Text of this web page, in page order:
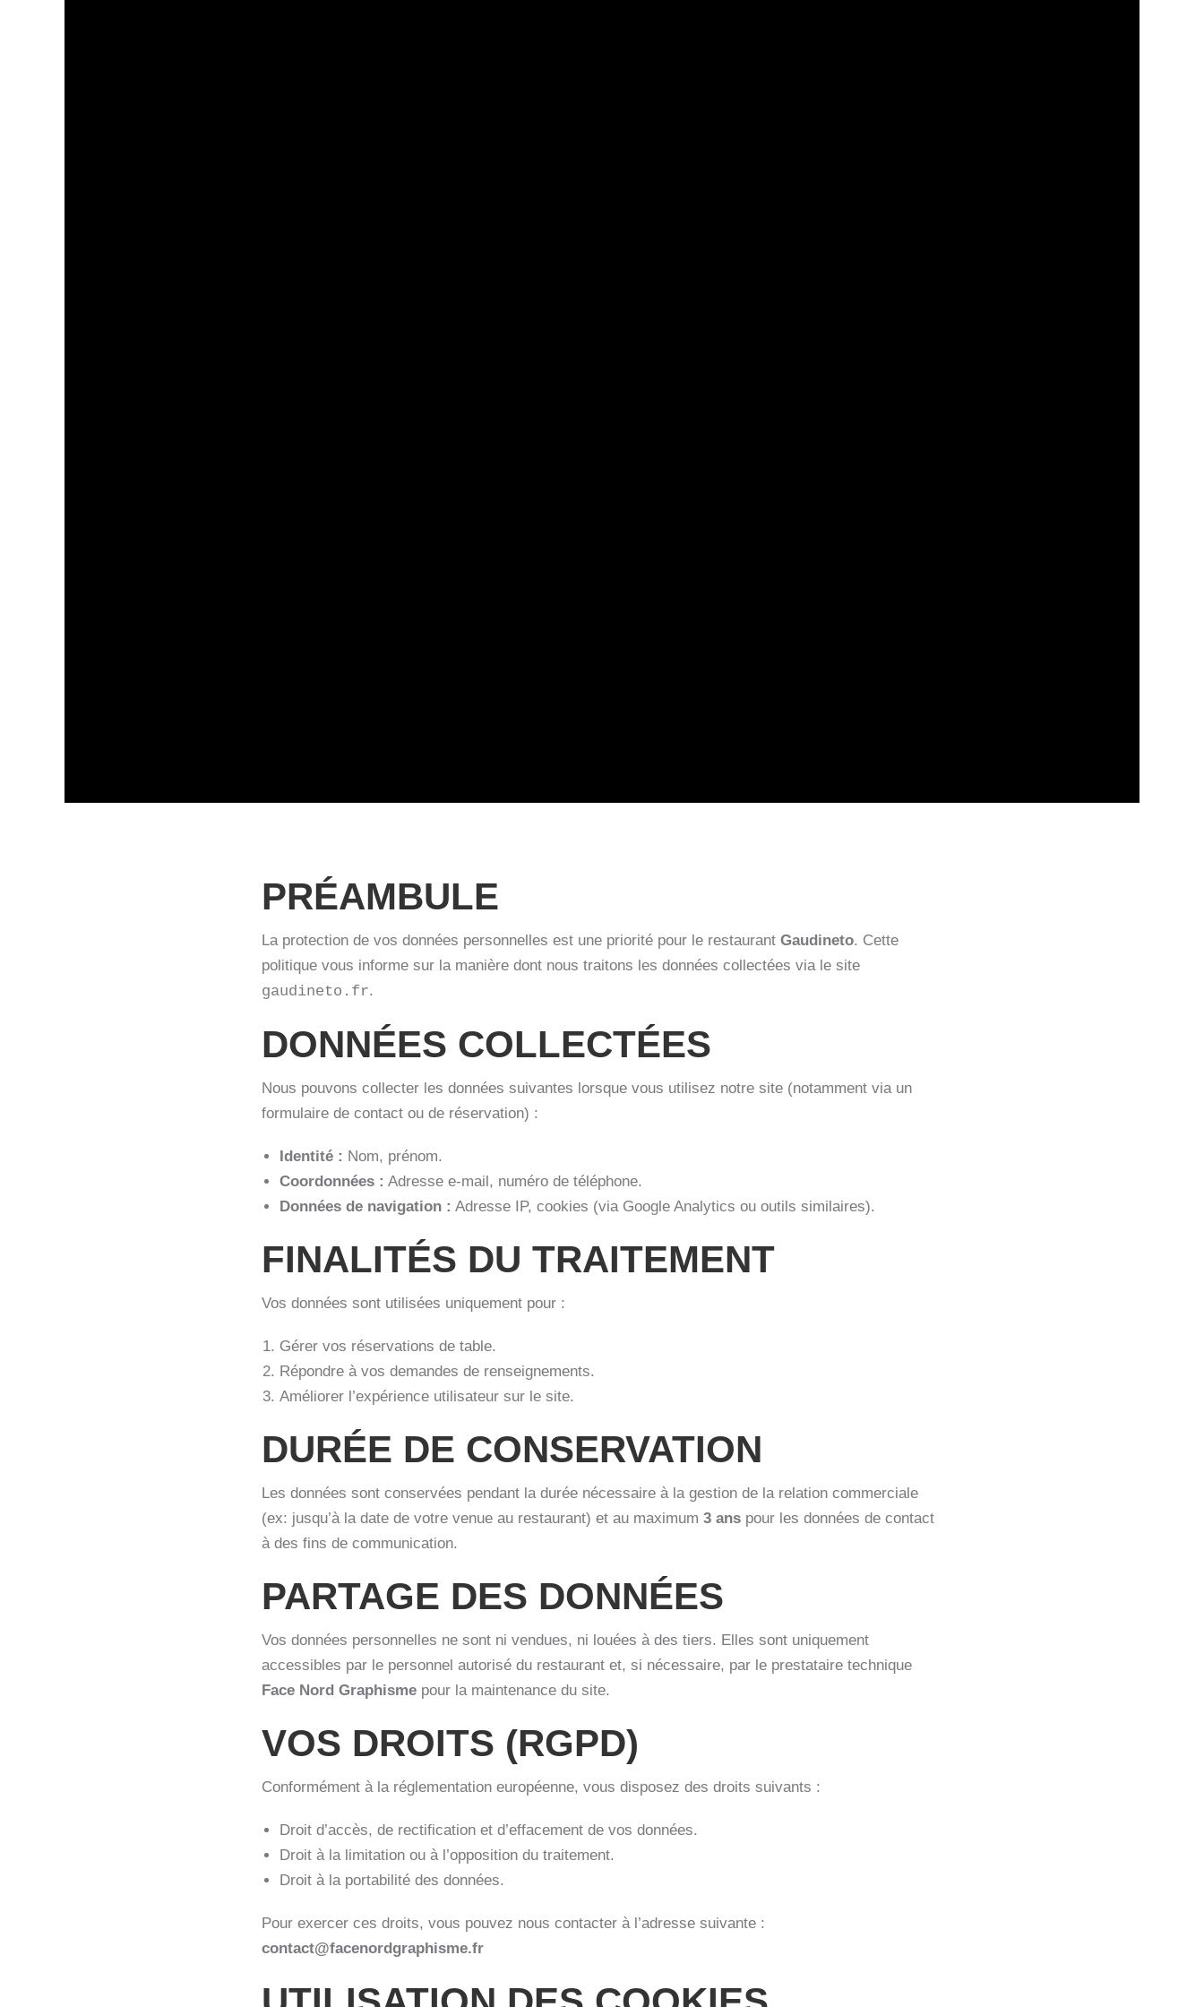
PRÉAMBULE
La protection de vos données personnelles est une priorité pour le restaurant Gaudineto. Cette
politique vous informe sur la manière dont nous traitons les données collectées via le site
gaudineto.fr.
DONNÉES COLLECTÉES
Nous pouvons collecter les données suivantes lorsque vous utilisez notre site (notamment via un
formulaire de contact ou de réservation) :
Identité : Nom, prénom.
Coordonnées : Adresse e-mail, numéro de téléphone.
Données de navigation : Adresse IP, cookies (via Google Analytics ou outils similaires).
FINALITÉS DU TRAITEMENT
Vos données sont utilisées uniquement pour :
Gérer vos réservations de table.
Répondre à vos demandes de renseignements.
Améliorer l’expérience utilisateur sur le site.
DURÉE DE CONSERVATION
Les données sont conservées pendant la durée nécessaire à la gestion de la relation commerciale
(ex: jusqu’à la date de votre venue au restaurant) et au maximum 3 ans pour les données de contact
à des fins de communication.
PARTAGE DES DONNÉES
Vos données personnelles ne sont ni vendues, ni louées à des tiers. Elles sont uniquement
accessibles par le personnel autorisé du restaurant et, si nécessaire, par le prestataire technique
Face Nord Graphisme pour la maintenance du site.
VOS DROITS (RGPD)
Conformément à la réglementation européenne, vous disposez des droits suivants :
Droit d’accès, de rectification et d’effacement de vos données.
Droit à la limitation ou à l’opposition du traitement.
Droit à la portabilité des données.
Pour exercer ces droits, vous pouvez nous contacter à l’adresse suivante :
contact@facenordgraphisme.fr